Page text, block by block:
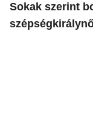
Sokak szerint